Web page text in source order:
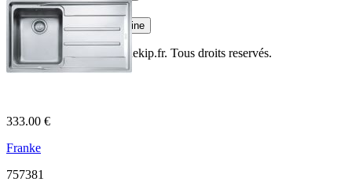
333.00 €
Franke
757381
Plateau en verre
Plan de travail cuisine
Cuisinekip.fr. Tous droits reservés.